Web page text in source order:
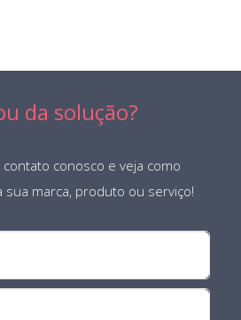
da solução?
conosco e veja como
sua marca, produto ou serviço!